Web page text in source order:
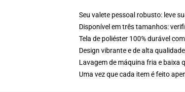
Seu valete pessoal robusto: leve
Disponível em três tamanhos:
Tela de poliéster 100% durável
Design vibrante e de alta
Lavagem de máquina fria e baixa
Uma vez que cada item é feito